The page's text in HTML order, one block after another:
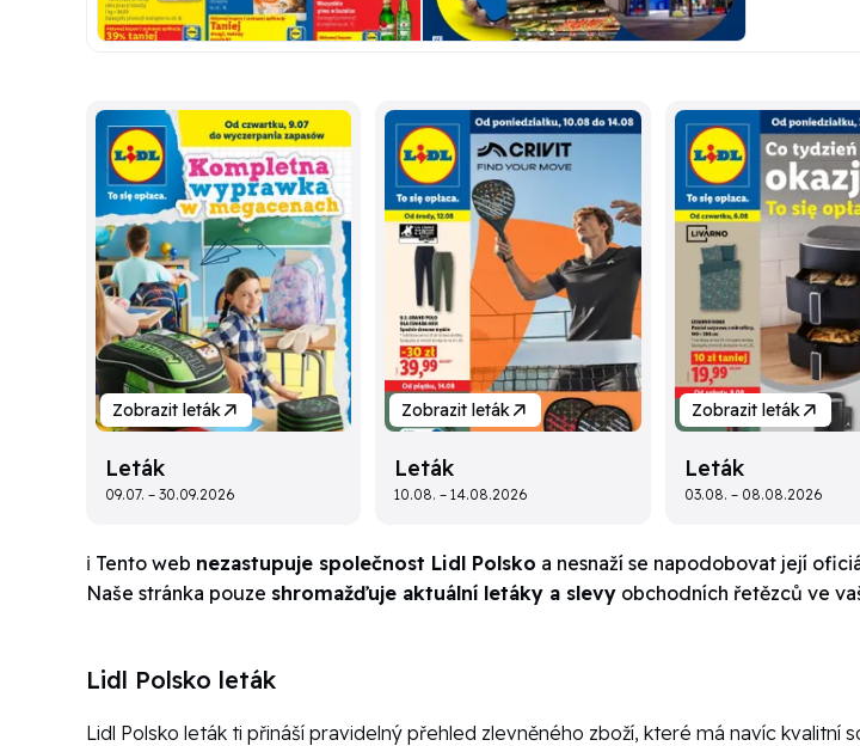
Zobrazit leták
Leták
09.07. – 30.09.2026
Zobrazit leták
Leták
10.08. – 14.08.2026
Zobrazit leták
Leták
03.08. – 08.08.2026
ℹ️ Tento web nezastupuje společnost Lidl Polsko a nesnaží se napodobovat její
Naše stránka pouze shromažďuje aktuální letáky a slevy obchodních řetězců ve
Lidl Polsko leták
Lidl Polsko leták ti přináší pravidelný přehled zlevněného zboží, které má navíc